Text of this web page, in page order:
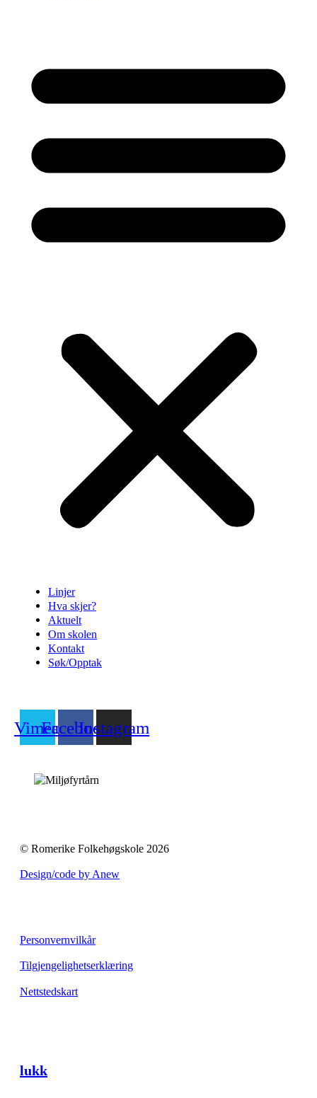
Linjer
Hva skjer?
Aktuelt
Om skolen
Kontakt
Søk/Opptak
VimeoFacebookInstagram
© Romerike Folkehøgskole 2026
Design/code by Anew
Personvernvilkår
Tilgjengelighetserklæring
Nettstedskart
lukk